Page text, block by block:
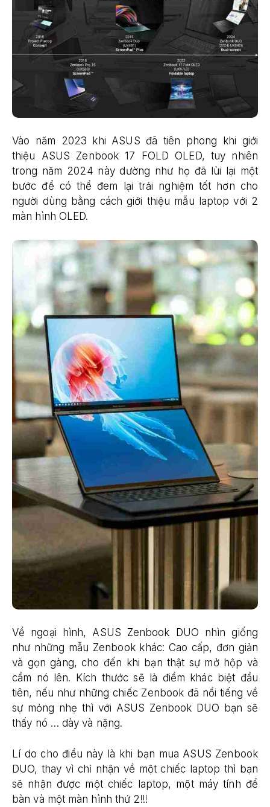
Vào năm 2023 khi ASUS đã tiên phong khi giới
thiệu ASUS Zenbook 17 FOLD OLED, tuy nhiên
trong năm 2024 này dường như họ đã lùi lại một
bước để có thể đem lại trải nghiệm tốt hơn cho
người dùng bằng cách giới thiệu mẫu laptop với 2
màn hình OLED.
Về ngoại hình, ASUS Zenbook DUO nhìn giống
như những mẫu Zenbook khác: Cao cấp, đơn giản
và gọn gàng, cho đến khi bạn thật sự mở hộp và
cầm nó lên. Kích thước sẽ là điểm khác biệt đầu
tiên, nếu như những chiếc Zenbook đã nổi tiếng về
sự mỏng nhẹ thì với ASUS Zenbook DUO bạn sẽ
thấy nó … dày và nặng.
Lí do cho điều này là khi bạn mua ASUS Zenbook
DUO, thay vì chỉ nhận về một chiếc laptop thì bạn
sẽ nhận được một chiếc laptop, một máy tính để
bàn và một màn hình thứ 2!!!